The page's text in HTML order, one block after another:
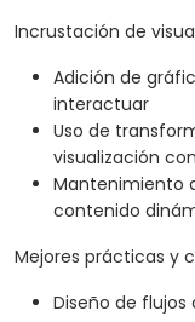
Incrustación de
Adición de
interactuar
Uso de
visualización
Mantenimiento
contenido
Mejores prácticas y
Diseño de